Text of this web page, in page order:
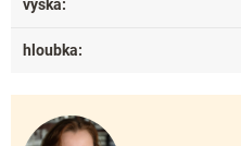
výška:
hloubka: